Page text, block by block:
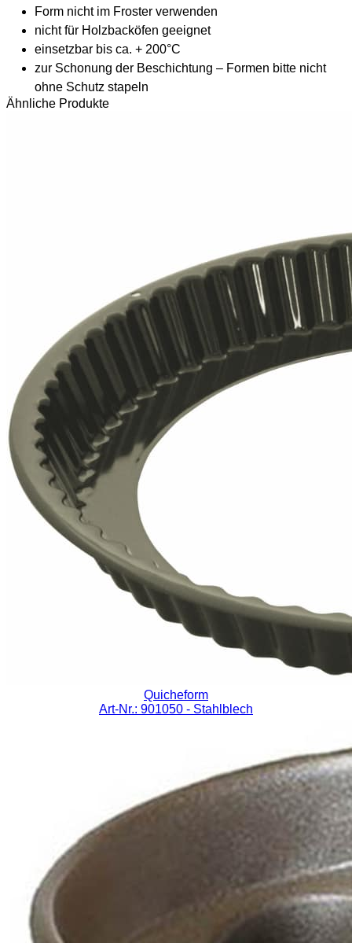
Form nicht im Froster verwenden
nicht für Holzbacköfen geeignet
einsetzbar bis ca. + 200°C
zur Schonung der Beschichtung – Formen bitte nicht
ohne Schutz stapeln
Ähnliche Produkte
Quicheform
Art-Nr.: 901050 - Stahlblech